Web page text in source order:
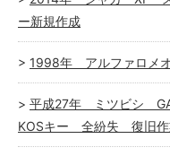
ー新規作成
1998年 アルファロメ
平成27年 ミツビシ
KOSキー 全紛失 復旧